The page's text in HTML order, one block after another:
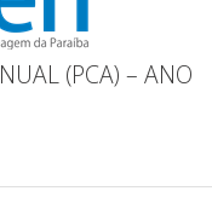
(PCA) – ANO